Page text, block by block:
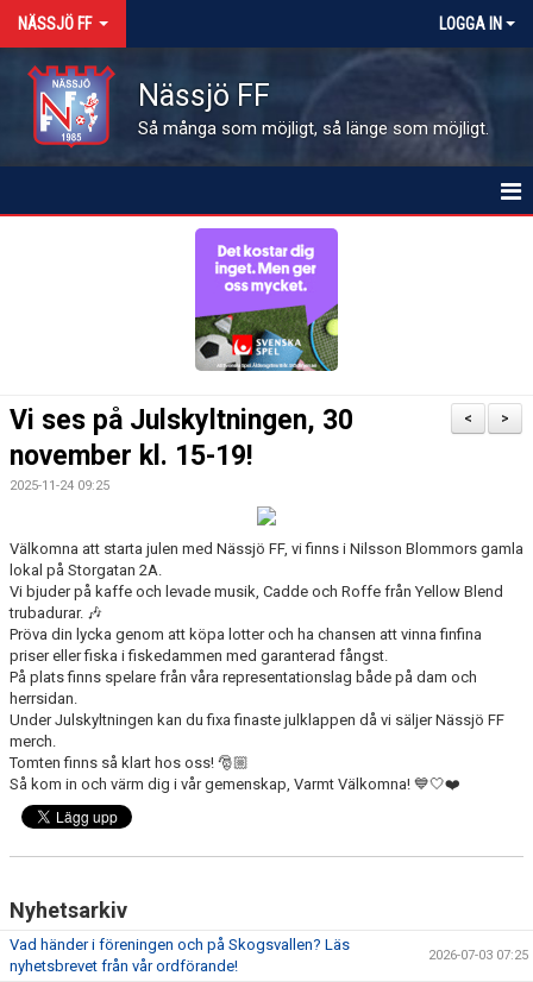
NÄSSJÖ FF LOGGA IN
Nässjö FF
Så många som möjligt, så länge som möjligt.
KALENDER
TRYGG FOTBOLL
VÅRA LAG/TRÄNARE - KONTAKTUPPGIFTER
ORGANISATION
DOKUMENT
>
<
Vi ses på Julskyltningen, 30
november kl. 15-19!
2025-11-24 09:25
Välkomna att starta julen med Nässjö FF, vi finns i Nilsson Blommors gamla
lokal på Storgatan 2A.
Vi bjuder på kaffe och levade musik, Cadde och Roffe från Yellow Blend
trubadurar. 🎶
Pröva din lycka genom att köpa lotter och ha chansen att vinna finfina
priser eller fiska i fiskedammen med garanterad fångst.
På plats finns spelare från våra representationslag både på dam och
herrsidan.
Under Julskyltningen kan du fixa finaste julklappen då vi säljer Nässjö FF
merch.
Tomten finns så klart hos oss! 🎅🏼
Så kom in och värm dig i vår gemenskap, Varmt Välkomna! 💙🤍❤️
Nyhetsarkiv
Vad händer i föreningen och på Skogsvallen? Läs
nyhetsbrevet från vår ordförande!
2026-07-03 07:25